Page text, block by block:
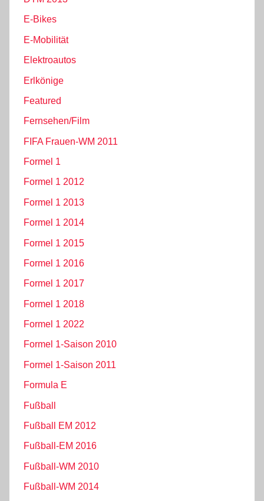
E-Bikes
E-Mobilität
Elektroautos
Erlkönige
Featured
Fernsehen/Film
FIFA Frauen-WM 2011
Formel 1
Formel 1 2012
Formel 1 2013
Formel 1 2014
Formel 1 2015
Formel 1 2016
Formel 1 2017
Formel 1 2018
Formel 1 2022
Formel 1-Saison 2010
Formel 1-Saison 2011
Formula E
Fußball
Fußball EM 2012
Fußball-EM 2016
Fußball-WM 2010
Fußball-WM 2014